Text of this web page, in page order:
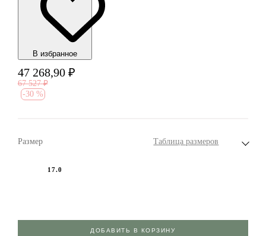
В избранноe
47 268,90 ₽
67 527 ₽
-30 %
Размер Таблица размеров
17.0
ДОБАВИТЬ В КОРЗИНУ